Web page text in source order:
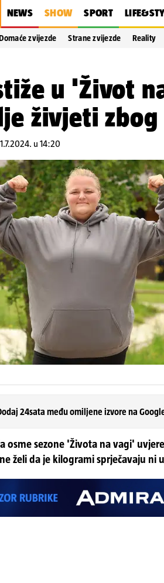
NEWS SHOW SPORT
zvijezde Strane zvijezde Reality
u 'Život
živjeti
u 14:20
24sata među omiljene izvore na
osme sezone 'Života na vagi'
želi da je kilogrami sprječavaju ni